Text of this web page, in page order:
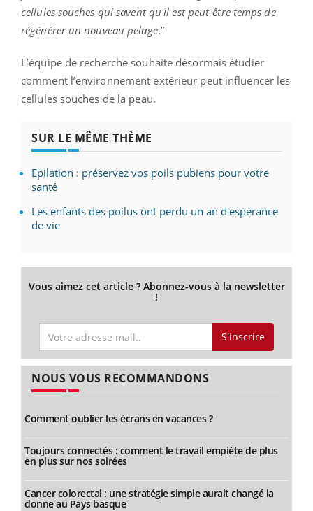
cellules souches qui savent qu'il est peut-être temps de
régénérer un nouveau pelage.”
L’équipe de recherche souhaite désormais étudier
comment l’environnement extérieur peut influencer les
cellules souches de la peau.
SUR LE MÊME THÈME
Epilation : préservez vos poils pubiens pour votre
santé
Les enfants des poilus ont perdu un an d'espérance
de vie
Vous aimez cet article ? Abonnez-vous à la newsletter
!
S'inscrire
NOUS VOUS RECOMMANDONS
Comment oublier les écrans en vacances ?
Toujours connectés : comment le travail empiète de plus
en plus sur nos soirées
Cancer colorectal : une stratégie simple aurait changé la
donne au Pays basque